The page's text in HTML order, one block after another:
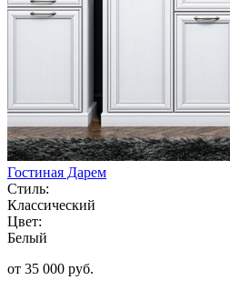
Гостиная Дарем
Стиль:
Классический
Цвет:
Белый
от 35 000 руб.